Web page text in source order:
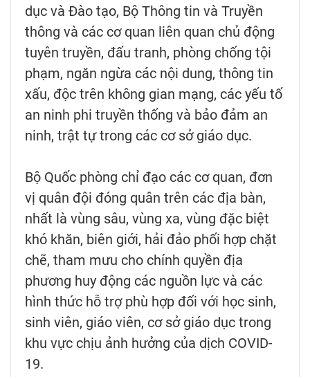
dục và Đào tạo, Bộ Thông tin và Truyền
thông và các cơ quan liên quan chủ động
tuyên truyền, đấu tranh, phòng chống tội
phạm, ngăn ngừa các nội dung, thông tin
xấu, độc trên không gian mạng, các yếu tố
an ninh phi truyền thống và bảo đảm an
ninh, trật tự trong các cơ sở giáo dục.
Bộ Quốc phòng chỉ đạo các cơ quan, đơn
vị quân đội đóng quân trên các địa bàn,
nhất là vùng sâu, vùng xa, vùng đặc biệt
khó khăn, biên giới, hải đảo phối hợp chặt
chẽ, tham mưu cho chính quyền địa
phương huy động các nguồn lực và các
hình thức hỗ trợ phù hợp đối với học sinh,
sinh viên, giáo viên, cơ sở giáo dục trong
khu vực chịu ảnh hưởng của dịch COVID-
19.